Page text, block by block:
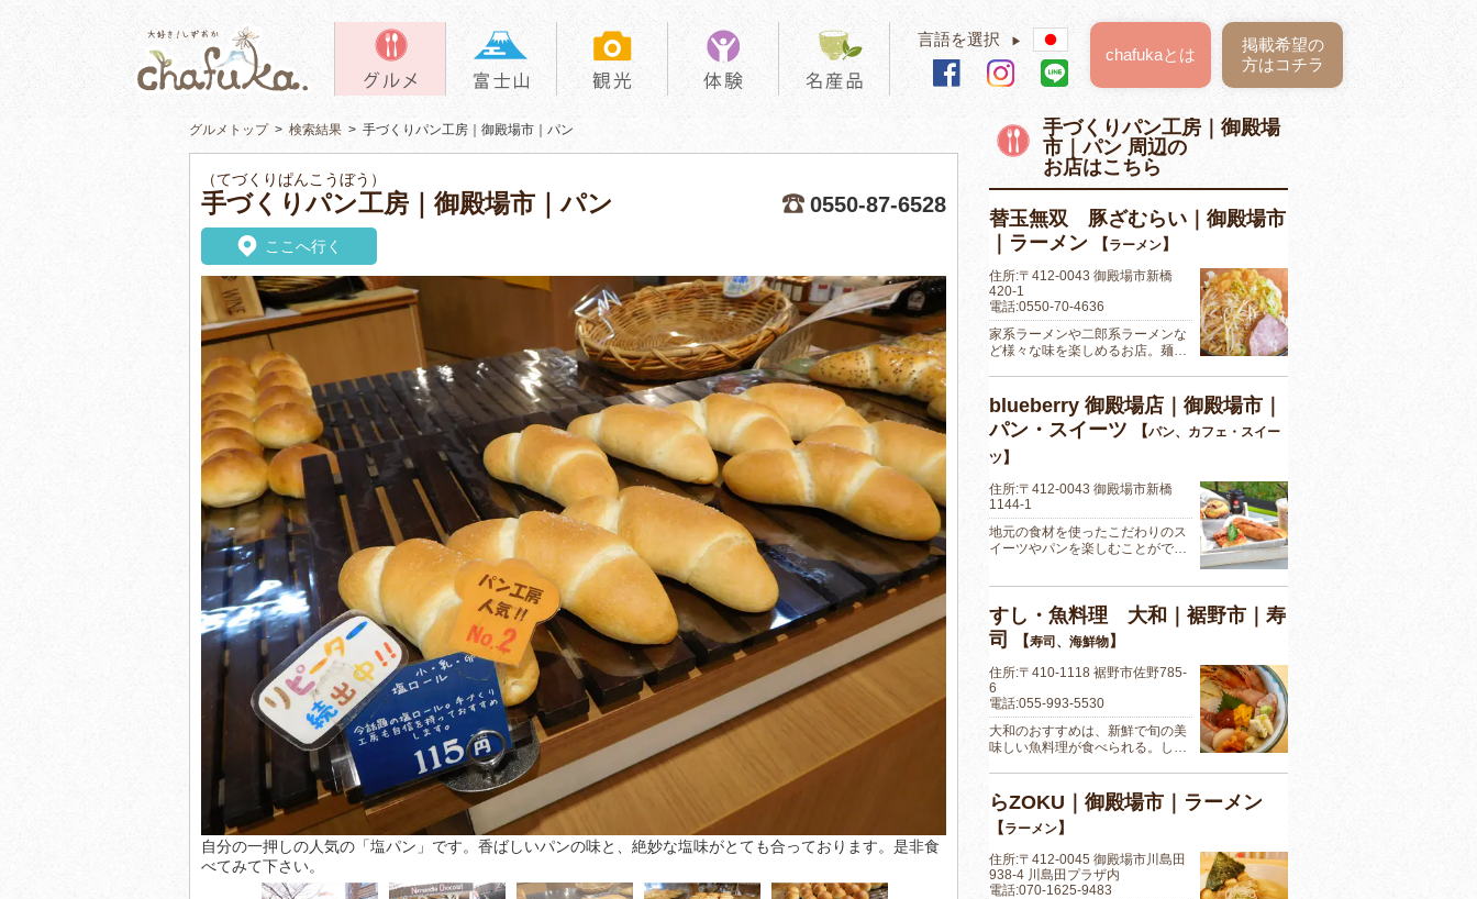
言語を選択 ▶
掲載希望の
方はコチラ
chafukaとは
グルメトップ> 検索結果 > 手づくりパン工房｜御殿場市｜パン
（てづくりぱんこうぼう）
手づくりパン工房｜御殿場市｜パン 0550-87-6528
ここへ行く
自分の一押しの人気の「塩パン」です。香ばしいパンの味と、絶妙な塩味がとても合っております。是非食
べてみて下さい。
手づくりパン工房｜御殿場
市｜パン 周辺の
お店はこちら
替玉無双 豚ざむらい｜御殿場市
｜ラーメン
【ラーメン】
住所:〒412-0043 御殿場市新橋
420-1
電話:0550-70-4636
家系ラーメンや二郎系ラーメンな
ど様々な味を楽しめるお店。麺…
blueberry 御殿場店｜御殿場市｜
パン・スイーツ
【パン、カフェ・スイー
ツ 】
住所:〒412-0043 御殿場市新橋
1144-1
地元の食材を使ったこだわりのス
イーツやパンを楽しむことがで…
すし・魚料理 大和｜裾野市｜寿
司
【寿司、海鮮物】
住所:〒410-1118 裾野市佐野785-
6
電話:055-993-5530
大和のおすすめは、新鮮で旬の美
味しい魚料理が食べられる。し…
らZOKU｜御殿場市｜ラーメン
【ラーメン】
住所:〒412-0045 御殿場市川島田
938-4 川島田プラザ内
電話:070-1625-9483